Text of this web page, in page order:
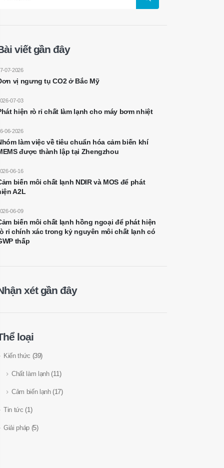
viết gần đây
vị ngưng tụ CO2 ở Bắc Mỹ
07-2026
hiện rò rỉ chất làm lạnh cho máy bơm nhiệt
07-03
làm việc về tiêu chuẩn hóa cảm biến khí
được thành lập tại Zhengzhou
06-2026
biến môi chất lạnh NDIR và MOS để phát
A2L
06-16
biến môi chất lạnh hồng ngoại để phát hiện
rỉ chính xác trong kỷ nguyên môi chất lạnh có
thấp
06-09
xét gần đây
loại
Kiến thức (39)
Chất làm lạnh(11)
Cảm biến lạnh(17)
Tin tức (1)
Giải pháp(5)